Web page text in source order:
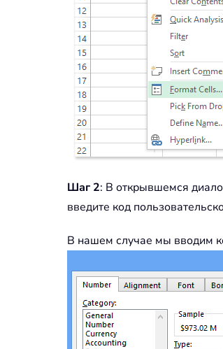
Шаг 2: В открывшемся
введите код
В нашем случае мы вводим